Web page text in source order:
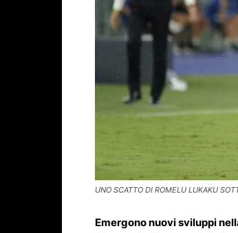
UNO SCATTO DI ROMELU LUKAKU
Emergono nuovi sviluppi